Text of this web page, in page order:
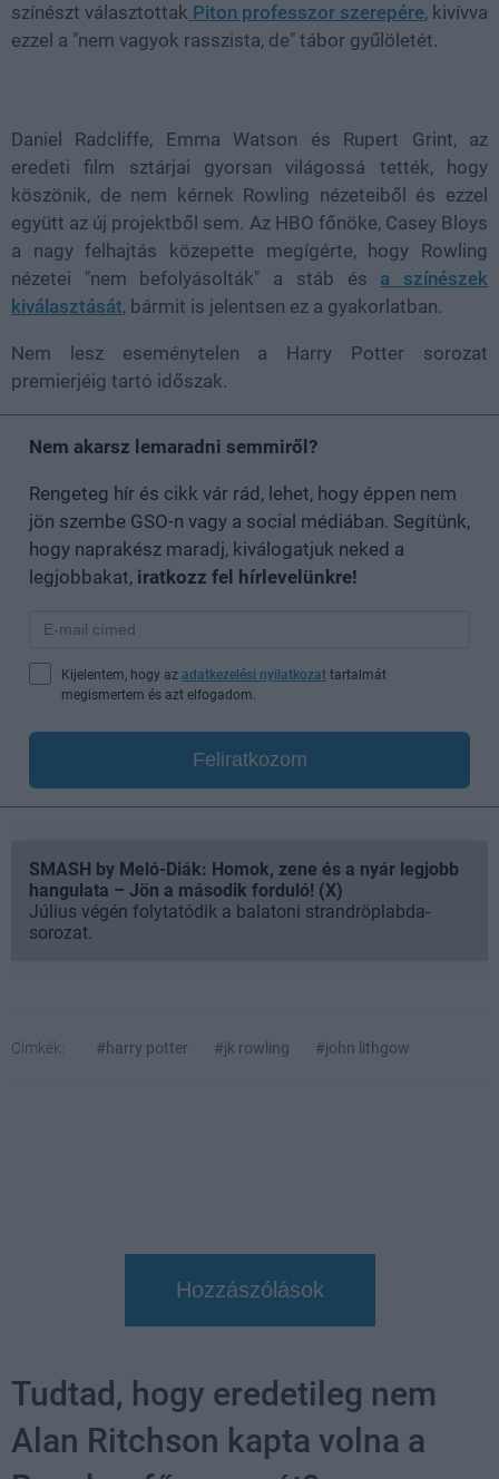
színészt választottak Piton professzor szerepére, kivívva
ezzel a "nem vagyok rasszista, de" tábor gyűlöletét.
Daniel Radcliffe, Emma Watson és Rupert Grint, az
eredeti film sztárjai gyorsan világossá tették, hogy
köszönik, de nem kérnek Rowling nézeteiből és ezzel
együtt az új projektből sem. Az HBO főnöke, Casey Bloys
a nagy felhajtás közepette megígérte, hogy Rowling
nézetei "nem befolyásolták" a stáb és a színészek
kiválasztását, bármit is jelentsen ez a gyakorlatban.
Nem lesz eseménytelen a Harry Potter sorozat
premierjéig tartó időszak.
Nem akarsz lemaradni semmiről?
Rengeteg hír és cikk vár rád, lehet, hogy éppen nem
jön szembe GSO-n vagy a social médiában. Segítünk,
hogy naprakész maradj, kiválogatjuk neked a
legjobbakat, iratkozz fel hírlevelünkre!
Kijelentem, hogy az adatkezelési nyilatkozat tartalmát
megismertem és azt elfogadom.
Feliratkozom
SMASH by Meló-Diák: Homok, zene és a nyár legjobb
hangulata – Jön a második forduló! (X)
Július végén folytatódik a balatoni strandröplabda-
sorozat.
Címkék: #harry potter #jk rowling #john lithgow
Hozzászólások
Tudtad, hogy eredetileg nem
Alan Ritchson kapta volna a